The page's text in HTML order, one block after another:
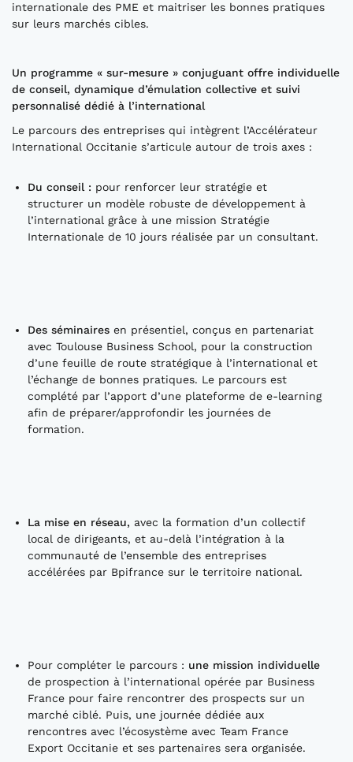
internationale des PME et maitriser les bonnes pratiques
sur leurs marchés cibles.
Un programme « sur-mesure » conjuguant offre individuelle
de conseil, dynamique d’émulation collective et suivi
personnalisé dédié à l’international
Le parcours des entreprises qui intègrent l’Accélérateur
International Occitanie s’articule autour de trois axes :
Du conseil : pour renforcer leur stratégie et
structurer un modèle robuste de développement à
l’international grâce à une mission Stratégie
Internationale de 10 jours réalisée par un consultant.
Des séminaires en présentiel, conçus en partenariat
avec Toulouse Business School, pour la construction
d’une feuille de route stratégique à l’international et
l’échange de bonnes pratiques. Le parcours est
complété par l’apport d’une plateforme de e-learning
afin de préparer/approfondir les journées de
formation.
La mise en réseau, avec la formation d’un collectif
local de dirigeants, et au-delà l’intégration à la
communauté de l’ensemble des entreprises
accélérées par Bpifrance sur le territoire national.
Pour compléter le parcours : une mission individuelle
de prospection à l’international opérée par Business
France pour faire rencontrer des prospects sur un
marché ciblé. Puis, une journée dédiée aux
rencontres avec l’écosystème avec Team France
Export Occitanie et ses partenaires sera organisée.